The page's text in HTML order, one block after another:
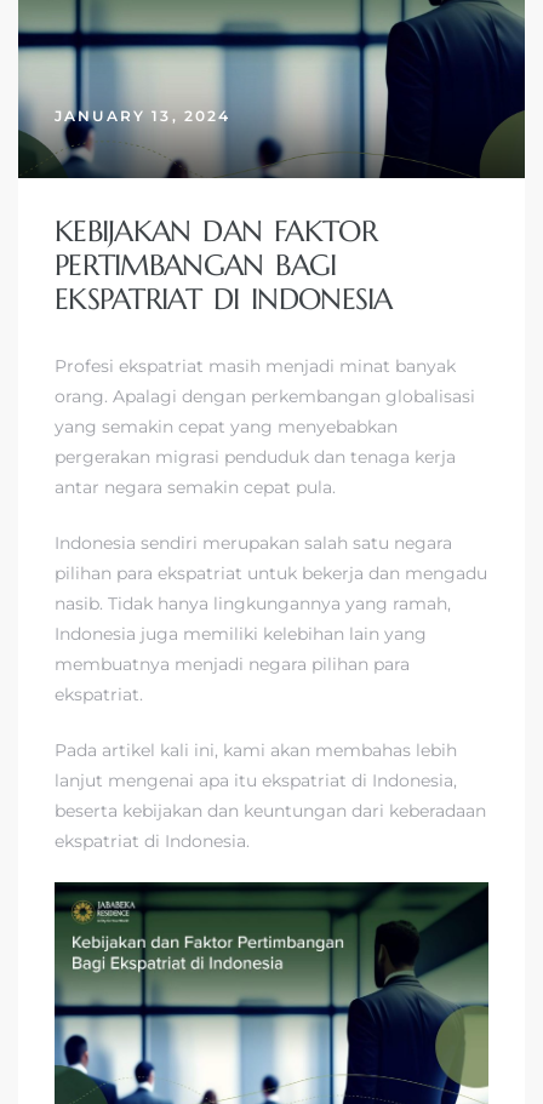
JANUARY 13, 2024
KEBIJAKAN DAN FAKTOR
PERTIMBANGAN BAGI
EKSPATRIAT DI INDONESIA
Profesi ekspatriat masih menjadi minat banyak
orang. Apalagi dengan perkembangan globalisasi
yang semakin cepat yang menyebabkan
pergerakan migrasi penduduk dan tenaga kerja
antar negara semakin cepat pula.
Indonesia sendiri merupakan salah satu negara
pilihan para ekspatriat untuk bekerja dan mengadu
nasib. Tidak hanya lingkungannya yang ramah,
Indonesia juga memiliki kelebihan lain yang
membuatnya menjadi negara pilihan para
ekspatriat.
Pada artikel kali ini, kami akan membahas lebih
lanjut mengenai apa itu ekspatriat di Indonesia,
beserta kebijakan dan keuntungan dari keberadaan
ekspatriat di Indonesia.